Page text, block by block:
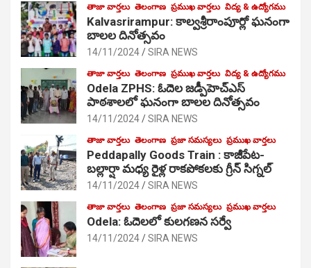
తాజా వార్తలు తెలంగాణ ప్రముఖ వార్తలు విద్య & ఉద్యోగము
Kalvasrirampur: కాల్వశ్రీరాంపూర్లో ఘనంగా
బాలల దినోత్సవం
14/11/2024 SIRA NEWS
తాజా వార్తలు తెలంగాణ ప్రముఖ వార్తలు విద్య & ఉద్యోగము
Odela ZPHS: ఓదెల జ‌డ్పీహెచ్ఎస్
పాఠ‌శాల‌లో ఘనంగా బాలల దినోత్సవం
14/11/2024 SIRA NEWS
తాజా వార్తలు తెలంగాణ ప్రజా సమస్యలు ప్రముఖ వార్తలు
Peddapally Goods Train : కాజీపేట-
బల్లార్షా మధ్య రైళ్ల రాకపోకలకు గ్రీన్ సిగ్నల్
14/11/2024 SIRA NEWS
తాజా వార్తలు తెలంగాణ ప్రజా సమస్యలు ప్రముఖ వార్తలు
Odela: ఓదెలలో కులగణన సర్వే
14/11/2024 SIRA NEWS